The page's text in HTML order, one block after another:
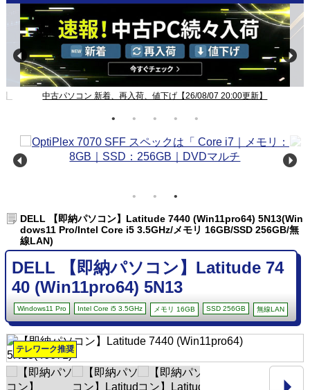
中古パソコン 新着、再入荷、値下げ【26/08/07 20:00更新】
DELL 【即納パソコン】Latitude 7440 (Win11pro64) 5N13(Win
dows11 Pro/Intel Core i5 3.5GHz/メモリ 16GB/SSD 256GB/無
線LAN)
DELL 【即納パソコン】Latitude 74
40 (Win11pro64) 5N13
Windows11 Pro Intel Core i5 3.5GHz メモリ 16GB SSD 256GB 無線LAN
テレワーク推奨